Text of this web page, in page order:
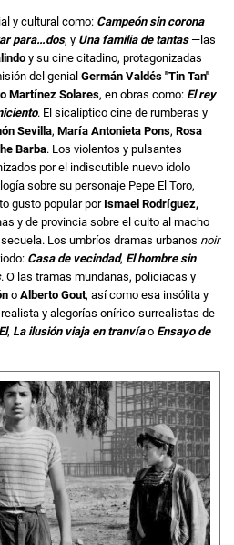
y cultural como: Campeón sin corona
para…dos, y Una familia de tantas—las
y su cine citadino, protagonizadas
del genial Germán Valdés "Tin Tan"
Martínez Solares, en obras como: El rey
. El sicalíptico cine de rumberas y
Sevilla, María Antonieta Pons, Rosa
Barba. Los violentos y pulsantes
por el indiscutible nuevo ídolo
sobre su personaje Pepe El Toro,
gusto popular porIsmael Rodríguez,
y de provincia sobre el culto al macho
Los umbríos dramas urbanos noir
Casa de vecindad, El hombre sin
. O las tramas mundanas, policiacas y
o Alberto Gout, así como esa insólita y
y alegorías onírico-surrealistas de
El, La ilusión viaja en tranvía o Ensayo de